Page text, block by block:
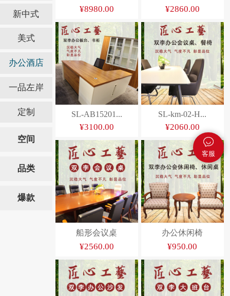
客服
新中式
美式
办公酒店
一品左岸
定制
空间
品类
爆款
¥8980.00 ¥2860.00
SL-AB15201...
¥3100.00
SL-km-02-H...
¥2060.00
船形会议桌
¥2560.00
办公休闲椅
¥950.00